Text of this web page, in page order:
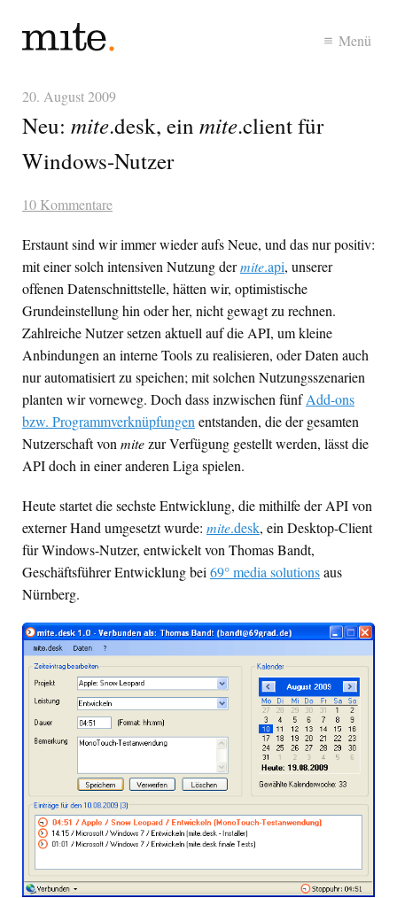
Menü
20. August 2009
Neu: mite.desk, ein mite.client für
Windows-Nutzer
10 Kommentare
Erstaunt sind wir immer wieder aufs Neue, und das nur positiv:
mit einer solch intensiven Nutzung dermite.api, unserer
offenen Datenschnittstelle, hätten wir, optimistische
Grundeinstellung hin oder her, nicht gewagt zu rechnen.
Zahlreiche Nutzer setzen aktuell auf die API, um kleine
Anbindungen an interne Tools zu realisieren, oder Daten auch
nur automatisiert zu speichen; mit solchen Nutzungsszenarien
planten wir vorneweg. Doch dass inzwischen fünfAdd-ons
bzw. Programmverknüpfungen entstanden, die der gesamten
Nutzerschaft von mitezur Verfügung gestellt werden, lässt die
APIdoch in einer anderen Liga spielen.
Heute startet die sechste Entwicklung, die mithilfe derAPIvon
externer Hand umgesetzt wurde: mite.desk, ein Desktop-Client
für Windows-Nutzer, entwickelt von Thomas Bandt,
Geschäftsführer Entwicklung bei 69° media solutionsaus
Nürnberg.